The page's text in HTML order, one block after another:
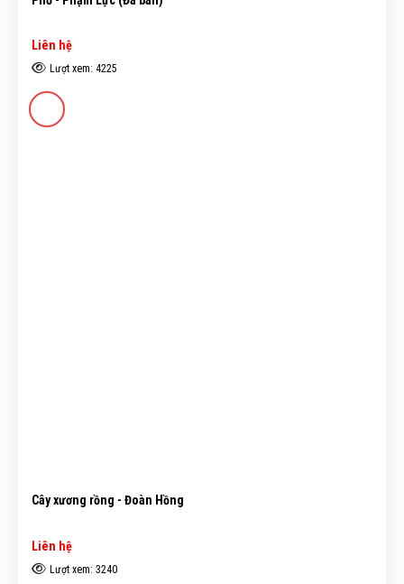
Liên hệ
Lượt xem: 4225
Cây xương rồng - Đoàn Hồng
Liên hệ
Lượt xem: 3240